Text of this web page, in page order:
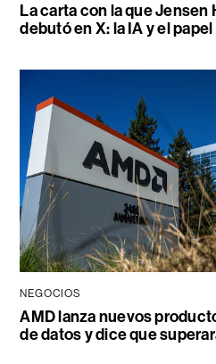
La carta con la que Jensen
debutó en X: la IA y el papel
NEGOCIOS
AMD lanza nuevos
de datos y dice que